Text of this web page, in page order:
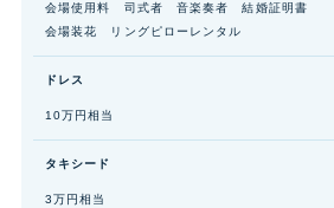
会場使用料 司式者 音楽奏者 結婚証明書
会場装花 リングピローレンタル
ドレス
10万円相当
タキシード
3万円相当